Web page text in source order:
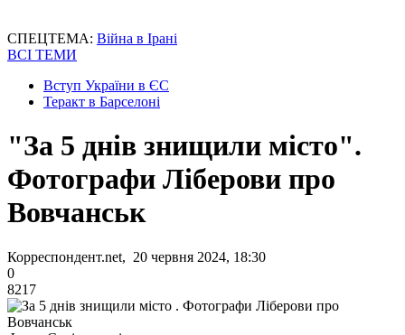
СПЕЦТЕМА: Війна в Ірані
ВСІ ТЕМИ
Вступ України в ЄС
Теракт в Барселоні
"За 5 днів знищили місто".
Фотографи Ліберови про
Вовчанськ
Корреспондент.net, 20 червня 2024, 18:30
0
8217